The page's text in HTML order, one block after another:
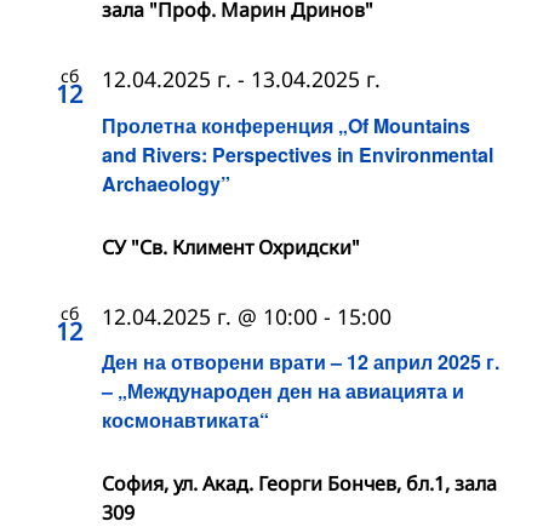
зала "Проф. Марин Дринов"
сб
12
Пролетна конференция „Of Mountains
and Rivers: Perspectives in Environmental
Archaeology”
12.04.2025 г. - 13.04.2025 г.
СУ "Св. Климент Охридски"
сб
12
Ден на отворени врати – 12 април 2025 г.
– „Международен ден на авиацията и
космонавтиката“
12.04.2025 г. @ 10:00 - 15:00
София, ул. Акад. Георги Бончев, бл.1, зала
309